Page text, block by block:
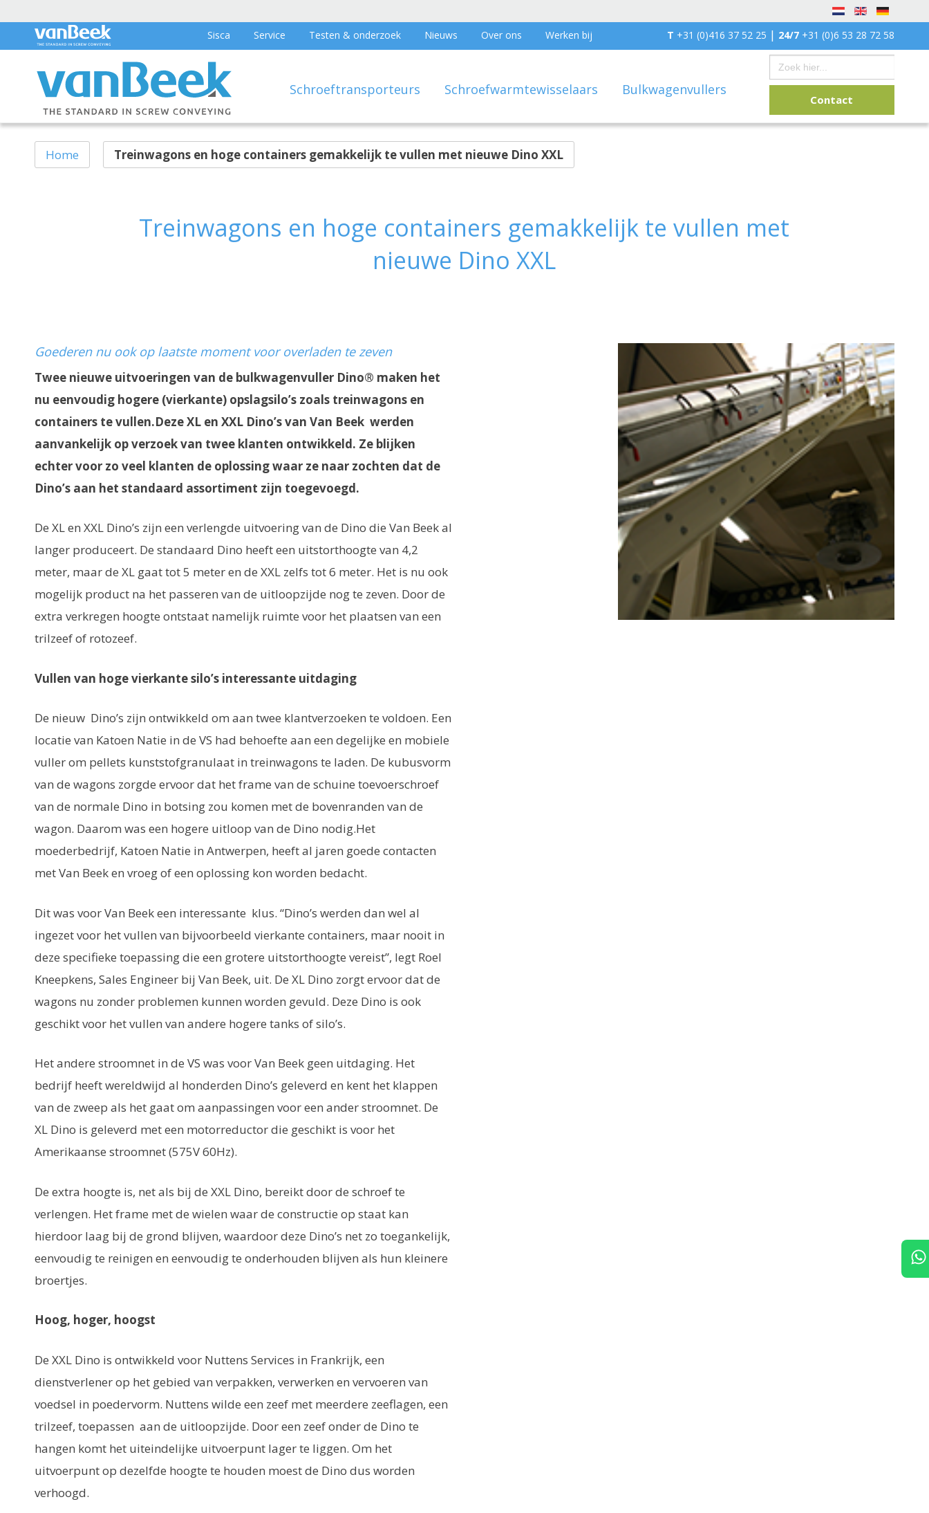
T +31 (0)416 37 52 25 | 24/7 +31 (0)6 53 28 72 58
Sisca Service Testen & onderzoek Nieuws Over ons Werken bij
Schroeftransporteurs Schroefwarmtewisselaars Bulkwagenvullers
Zoek
naar:
Contact
Home Treinwagons en hoge containers gemakkelijk te vullen met nieuwe Dino XXL
Treinwagons en hoge containers gemakkelijk te vullen met
nieuwe Dino XXL
Goederen nu ook op laatste moment voor overladen te zeven
Twee nieuwe uitvoeringen van de bulkwagenvuller Dino® maken het
nu eenvoudig hogere (vierkante) opslagsilo’s zoals treinwagons en
containers te vullen.Deze XL en XXL Dino’s van Van Beek werden
aanvankelijk op verzoek van twee klanten ontwikkeld. Ze blijken
echter voor zo veel klanten de oplossing waar ze naar zochten dat de
Dino’s aan het standaard assortiment zijn toegevoegd.
De XL en XXL Dino’s zijn een verlengde uitvoering van de Dino die Van Beek al
langer produceert. De standaard Dino heeft een uitstorthoogte van 4,2
meter, maar de XL gaat tot 5 meter en de XXL zelfs tot 6 meter. Het is nu ook
mogelijk product na het passeren van de uitloopzijde nog te zeven. Door de
extra verkregen hoogte ontstaat namelijk ruimte voor het plaatsen van een
trilzeef of rotozeef.
Vullen van hoge vierkante silo’s interessante uitdaging
De nieuw Dino’s zijn ontwikkeld om aan twee klantverzoeken te voldoen. Een
locatie van Katoen Natie in de VS had behoefte aan een degelijke en mobiele
vuller om pellets kunststofgranulaat in treinwagons te laden. De kubusvorm
van de wagons zorgde ervoor dat het frame van de schuine toevoerschroef
van de normale Dino in botsing zou komen met de bovenranden van de
wagon. Daarom was een hogere uitloop van de Dino nodig.Het
moederbedrijf, Katoen Natie in Antwerpen, heeft al jaren goede contacten
met Van Beek en vroeg of een oplossing kon worden bedacht.
Dit was voor Van Beek een interessante klus. “Dino’s werden dan wel al
ingezet voor het vullen van bijvoorbeeld vierkante containers, maar nooit in
deze specifieke toepassing die een grotere uitstorthoogte vereist”, legt Roel
Kneepkens, Sales Engineer bij Van Beek, uit. De XL Dino zorgt ervoor dat de
wagons nu zonder problemen kunnen worden gevuld. Deze Dino is ook
geschikt voor het vullen van andere hogere tanks of silo’s.
Het andere stroomnet in de VS was voor Van Beek geen uitdaging. Het
bedrijf heeft wereldwijd al honderden Dino’s geleverd en kent het klappen
van de zweep als het gaat om aanpassingen voor een ander stroomnet. De
XL Dino is geleverd met een motorreductor die geschikt is voor het
Amerikaanse stroomnet (575V 60Hz).
De extra hoogte is, net als bij de XXL Dino, bereikt door de schroef te
verlengen. Het frame met de wielen waar de constructie op staat kan
hierdoor laag bij de grond blijven, waardoor deze Dino’s net zo toegankelijk,
eenvoudig te reinigen en eenvoudig te onderhouden blijven als hun kleinere
broertjes.
Hoog, hoger, hoogst
De XXL Dino is ontwikkeld voor Nuttens Services in Frankrijk, een
dienstverlener op het gebied van verpakken, verwerken en vervoeren van
voedsel in poedervorm. Nuttens wilde een zeef met meerdere zeeflagen, een
trilzeef, toepassen aan de uitloopzijde. Door een zeef onder de Dino te
hangen komt het uiteindelijke uitvoerpunt lager te liggen. Om het
uitvoerpunt op dezelfde hoogte te houden moest de Dino dus worden
verhoogd.